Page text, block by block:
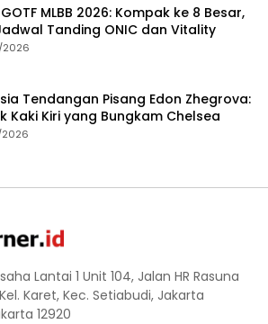
MLBB 2026: Kompak ke 8 Besar,
Tanding ONIC dan Vitality
Tendangan Pisang Edon Zhegrova:
Kaki Kiri yang Bungkam Chelsea
Lantai 1 Unit 104, Jalan HR Rasuna
Karet, Kec. Setiabudi, Jakarta
12920